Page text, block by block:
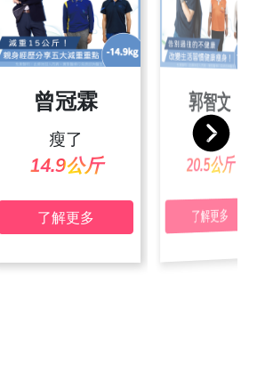
曾冠霖
瘦了
14.9公斤
了解更多
郭智文
瘦了
20.5公斤
了解更多
葉沛傑
瘦了
19.4公斤
了解更多
朱彥吉
24.4公斤